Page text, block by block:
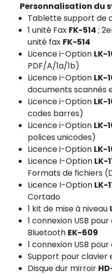
Personnalisation du
Tablette support de
1 unité Fax FK-514 ;
unité fax FK-514
Licence i-Option LK-
PDF/A/1a/1b)
Licence i-Option LK-
documents scannés
Licence i-Option LK-
codes barres)
Licence i-Option LK-
polices unicodes)
Licence i-Option LK-
Licence I-Option LK-
Formats de fichiers
Licence I-Option LK-
Cortado
1 kit de mise à niveau
1 connexion USB
Bluetooth EK-609
1 connexion USB
Support pour clavier
Disque dur mirroir